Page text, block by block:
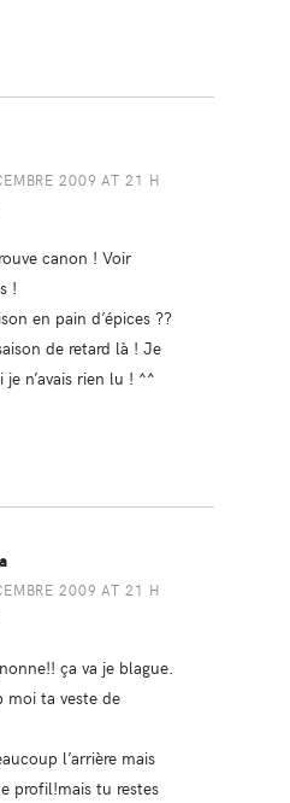
2009 AT 21 H
canon ! Voir
!
en pain d’épices ??
de retard là ! Je
n’avais rien lu ! ^^
2009 AT 21 H
ça va je blague.
moi ta veste de
l’arrière mais
profil!mais tu restes